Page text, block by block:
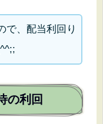
で、配当利回り
の利回